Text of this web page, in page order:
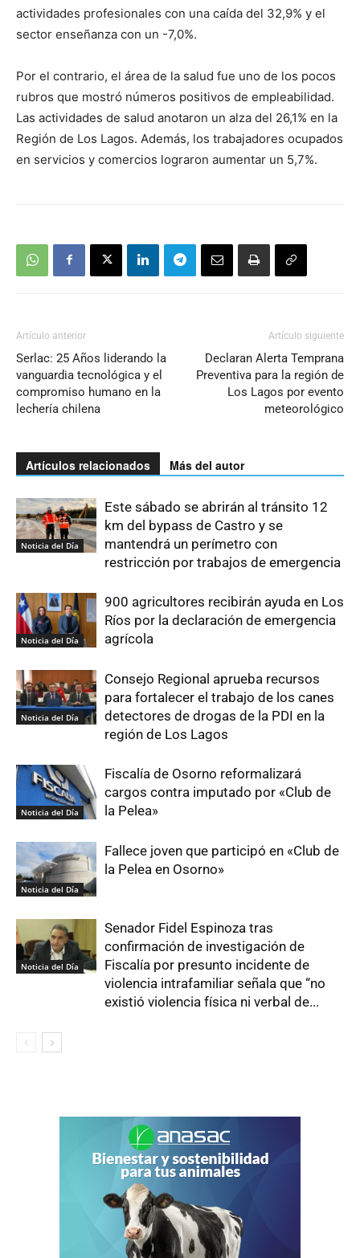
actividades profesionales con una caída del 32,9% y el
sector enseñanza con un -7,0%.
Por el contrario, el área de la salud fue uno de los pocos
rubros que mostró números positivos de empleabilidad.
Las actividades de salud anotaron un alza del 26,1% en la
Región de Los Lagos. Además, los trabajadores ocupados
en servicios y comercios lograron aumentar un 5,7%.
Artículo anterior
Serlac: 25 Años liderando la
vanguardia tecnológica y el
compromiso humano en la
lechería chilena
Artículo siguiente
Declaran Alerta Temprana
Preventiva para la región de
Los Lagos por evento
meteorológico
Artículos relacionados Más del autor
Noticia del Día
Este sábado se abrirán al tránsito 12
km del bypass de Castro y se
mantendrá un perímetro con
restricción por trabajos de emergencia
Noticia del Día
900 agricultores recibirán ayuda en Los
Ríos por la declaración de emergencia
agrícola
Noticia del Día
Consejo Regional aprueba recursos
para fortalecer el trabajo de los canes
detectores de drogas de la PDI en la
región de Los Lagos
Noticia del Día
Fiscalía de Osorno reformalizará
cargos contra imputado por «Club de
la Pelea»
Noticia del Día
Fallece joven que participó en «Club de
la Pelea en Osorno»
Noticia del Día
Senador Fidel Espinoza tras
confirmación de investigación de
Fiscalía por presunto incidente de
violencia intrafamiliar señala que “no
existió violencia física ni verbal de...